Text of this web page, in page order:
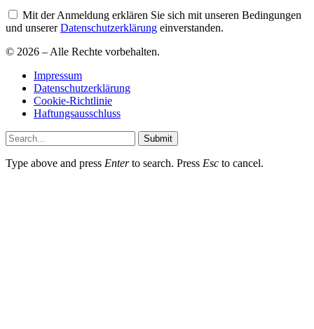
Mit der Anmeldung erklären Sie sich mit unseren Bedingungen
und unsererDatenschutzerklärung einverstanden.
© 2026 – Alle Rechte vorbehalten.
Impressum
Datenschutzerklärung
Cookie-Richtlinie
Haftungsausschluss
Submit
Type above and press Enterto search. Press Esc to cancel.